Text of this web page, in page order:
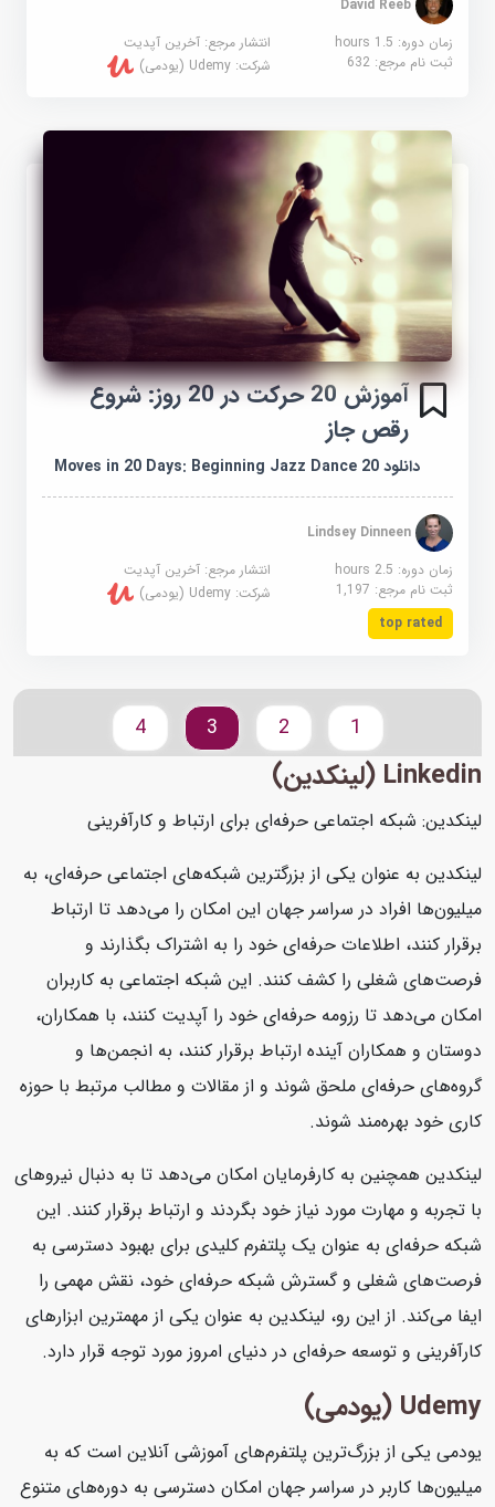
David Reeb
زمان دوره: 1.5 hours
انتشار مرجع:آخرین آپدیت
ثبت نام مرجع:632 شرکت:Udemy (یودمی)
آموزش 20 حرکت در 20 روز: شروع
رقص جاز
دانلود 20 Moves in 20 Days: Beginning Jazz Dance
Lindsey Dinneen
زمان دوره: 2.5 hours
انتشار مرجع:آخرین آپدیت
ثبت نام مرجع:1,197 شرکت:Udemy (یودمی)
top rated
Linkedin (لینکدین)
لینکدین: شبکه اجتماعی حرفه‌ای برای ارتباط و کارآفرینی
لینکدین به عنوان یکی از بزرگترین شبکه‌های اجتماعی حرفه‌ای، به
میلیون‌ها افراد در سراسر جهان این امکان را می‌دهد تا ارتباط
برقرار کنند، اطلاعات حرفه‌ای خود را به اشتراک بگذارند و
فرصت‌های شغلی را کشف کنند. این شبکه اجتماعی به کاربران
امکان می‌دهد تا رزومه حرفه‌ای خود را آپدیت کنند، با همکاران،
دوستان و همکاران آینده ارتباط برقرار کنند، به انجمن‌ها و
گروه‌های حرفه‌ای ملحق شوند و از مقالات و مطالب مرتبط با حوزه
کاری خود بهره‌مند شوند.
لینکدین همچنین به کارفرمایان امکان می‌دهد تا به دنبال نیروهای
با تجربه و مهارت مورد نیاز خود بگردند و ارتباط برقرار کنند. این
شبکه حرفه‌ای به عنوان یک پلتفرم کلیدی برای بهبود دسترسی به
فرصت‌های شغلی و گسترش شبکه حرفه‌ای خود، نقش مهمی را
ایفا می‌کند. از این رو، لینکدین به عنوان یکی از مهمترین ابزارهای
کارآفرینی و توسعه حرفه‌ای در دنیای امروز مورد توجه قرار دارد.
Udemy (یودمی)
یودمی یکی از بزرگ‌ترین پلتفرم‌های آموزشی آنلاین است که به
میلیون‌ها کاربر در سراسر جهان امکان دسترسی به دوره‌های متنوع